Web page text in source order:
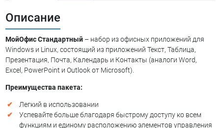
Описание
МойОфис Стандартный– набор из офисных приложений для
Windows и Linux, состоящий из приложений Текст, Таблица,
Презентация, Почта, Календарь и Контакты (аналоги Word,
Excel, PowerPoint и Outlook от Microsoft).
Преимущества пакета:
Легкий в использовании
Успевайте больше благодаря быстрому доступу ко всем
функциям и единому расположению элементов управления